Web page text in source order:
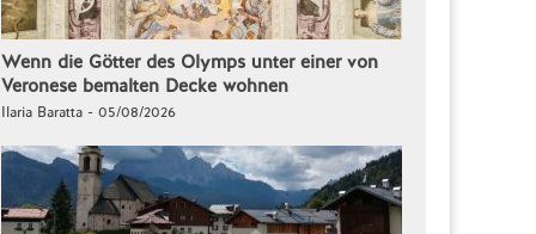
Wenn die Götter des Olymps unter einer von
Veronese bemalten Decke wohnen
Ilaria Baratta - 05/08/2026